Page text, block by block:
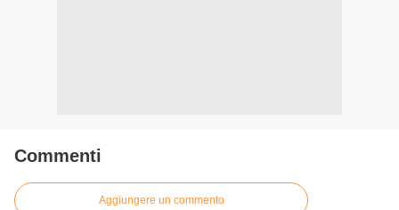
Commenti
Aggiungere un commento